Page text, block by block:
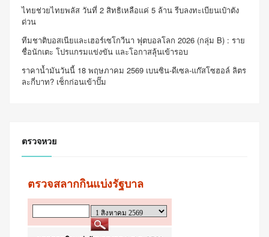
ไทยช่วยไทยพลัส วันที่ 2 สิทธิเหลือแค่ 5 ล้าน รีบลงทะเบียนเป๋าตัง
ด่วน
ทีมชาติบอสเนียและเฮอร์เซโกวีนา ฟุตบอลโลก 2026 (กลุ่ม B) : ราย
ชื่อนักเตะ โปรแกรมแข่งขัน และโอกาสลุ้นเข้ารอบ
ราคาน้ำมันวันนี้ 18 พฤษภาคม 2569 เบนซิน-ดีเซล-แก๊สโซฮอล์ ลิตร
ละกี่บาท? เช็กก่อนเข้าปั๊ม
ตรวจหวย